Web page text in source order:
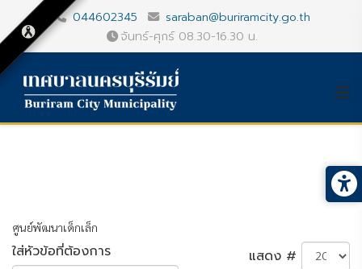
044602345
saraban@buriramcity.go.th
จันทร์-ศุกร์ 08.30-16.30 น.
ศูนย์พัฒนาเด็กเล็ก
ใส่หัวข้อที่ต้องการ แสดง #